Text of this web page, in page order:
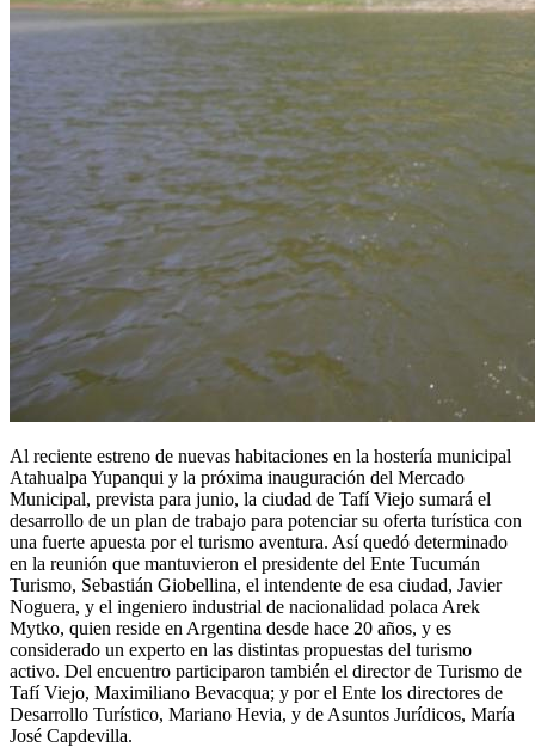
Al reciente estreno de nuevas habitaciones en la hostería municipal
Atahualpa Yupanqui y la próxima inauguración del Mercado
Municipal, prevista para junio, la ciudad de Tafí Viejo sumará el
desarrollo de un plan de trabajo para potenciar su oferta turística con
una fuerte apuesta por el turismo aventura. Así quedó determinado
en la reunión que mantuvieron el presidente del Ente Tucumán
Turismo, Sebastián Giobellina, el intendente de esa ciudad, Javier
Noguera, y el ingeniero industrial de nacionalidad polaca Arek
Mytko, quien reside en Argentina desde hace 20 años, y es
considerado un experto en las distintas propuestas del turismo
activo. Del encuentro participaron también el director de Turismo de
Tafí Viejo, Maximiliano Bevacqua; y por el Ente los directores de
Desarrollo Turístico, Mariano Hevia, y de Asuntos Jurídicos, María
José Capdevilla.